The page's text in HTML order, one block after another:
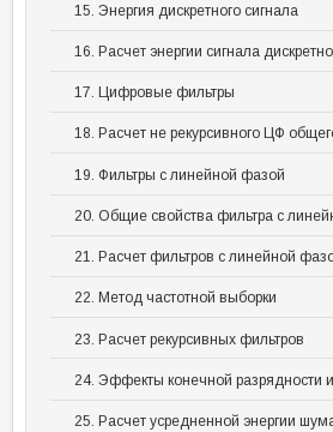
15. Энергия дискретного сигнала
16. Расчет энергии сигнала
17. Цифровые фильтры
18. Расчет не рекурсивного ЦФ
19. Фильтры с линейной фазой
20. Общие свойства фильтра с
21. Расчет фильтров с линейной
22. Метод частотной выборки
23. Расчет рекурсивных фильтров
24. Эффекты конечной разрядности
25. Расчет усредненной энергии